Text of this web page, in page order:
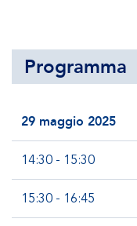
Programma
29 maggio 2025
14:30 - 15:30
15:30 - 16:45